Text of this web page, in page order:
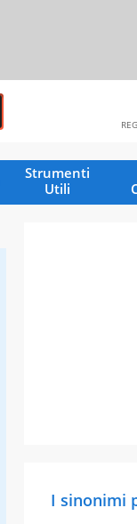
Strumenti
Utili
I sinonimi